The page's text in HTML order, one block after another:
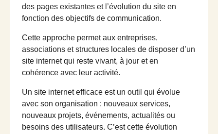
des pages existantes et l’évolution du site en
fonction des objectifs de communication.
Cette approche permet aux entreprises,
associations et structures locales de disposer d’un
site internet qui reste vivant, à jour et en
cohérence avec leur activité.
Un site internet efficace est un outil qui évolue
avec son organisation : nouveaux services,
nouveaux projets, événements, actualités ou
besoins des utilisateurs. C’est cette évolution